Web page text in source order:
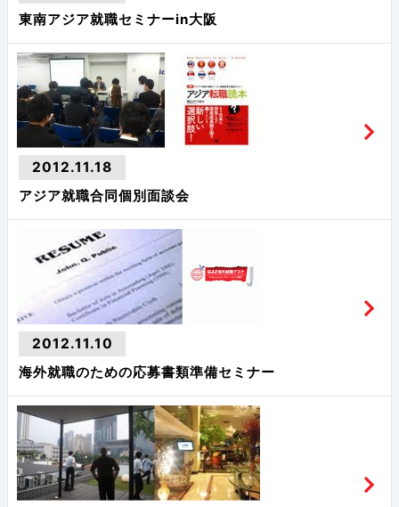
東南アジア就職セミナーin大阪
2012.11.18
アジア就職合同個別面談会
2012.11.10
海外就職のための応募書類準備セミナー